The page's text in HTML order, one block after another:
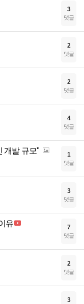
3
댓글
2
댓글
2
댓글
4
댓글
개발 규모" 1
댓글
3
댓글
유 7
댓글
2
댓글
3